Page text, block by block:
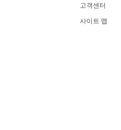
고객센터
사이트 맵